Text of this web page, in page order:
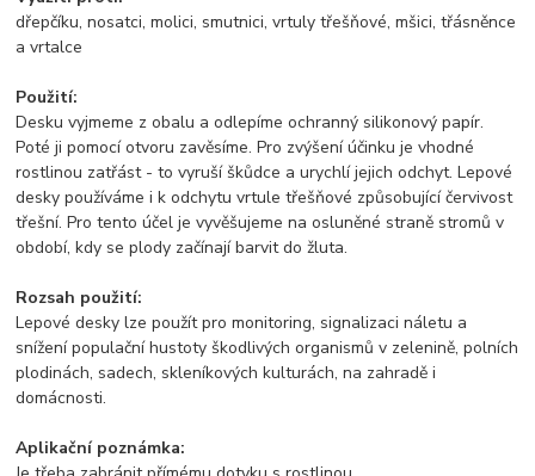
dřepčíku, nosatci, molici, smutnici, vrtuly třešňové, mšici, třásněnce
a vrtalce
Použití:
Desku vyjmeme z obalu a odlepíme ochranný silikonový papír.
Poté ji pomocí otvoru zavěsíme. Pro zvýšení účinku je vhodné
rostlinou zatřást - to vyruší škůdce a urychlí jejich odchyt. Lepové
desky používáme i k odchytu vrtule třešňové způsobující červivost
třešní. Pro tento účel je vyvěšujeme na osluněné straně stromů v
období, kdy se plody začínají barvit do žluta.
Rozsah použití:
Lepové desky lze použít pro monitoring, signalizaci náletu a
snížení populační hustoty škodlivých organismů v zelenině, polních
plodinách, sadech, skleníkových kulturách, na zahradě i
domácnosti.
Aplikační poznámka: